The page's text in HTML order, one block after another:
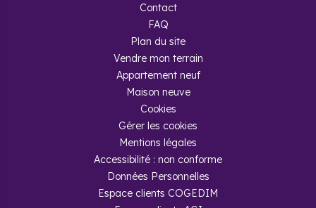
Contact
FAQ
Plan du site
Vendre mon terrain
Appartement neuf
Maison neuve
Cookies
Gérer les cookies
Mentions légales
Accessibilité : non conforme
Données Personnelles
Espace clients COGEDIM